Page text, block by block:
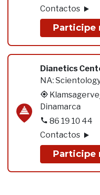
Contactos
Participe
Dianetics
NA:
Dinamarca
86 19 10 44
Contactos
Participe